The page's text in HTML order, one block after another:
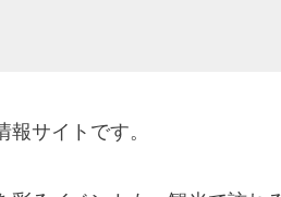
サイトです。